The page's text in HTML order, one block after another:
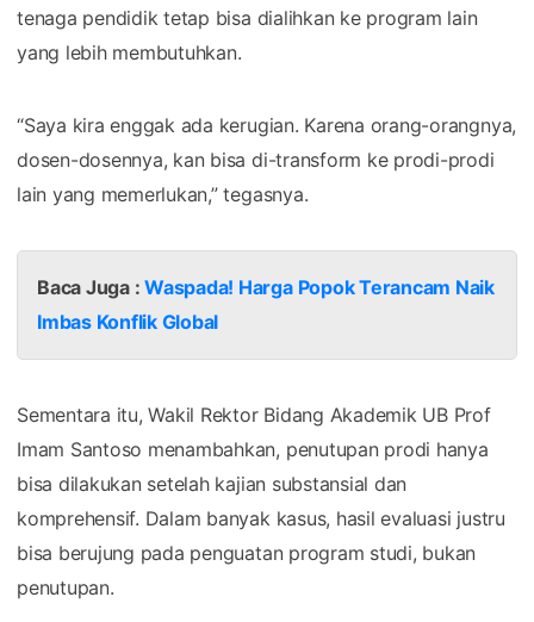
tenaga pendidik tetap bisa dialihkan ke program lain
yang lebih membutuhkan.
“Saya kira enggak ada kerugian. Karena orang-orangnya,
dosen-dosennya, kan bisa di-transform ke prodi-prodi
lain yang memerlukan,” tegasnya.
Baca Juga :Waspada! Harga Popok Terancam Naik
Imbas Konflik Global
Sementara itu, Wakil Rektor Bidang Akademik UB Prof
Imam Santoso menambahkan, penutupan prodi hanya
bisa dilakukan setelah kajian substansial dan
komprehensif. Dalam banyak kasus, hasil evaluasi justru
bisa berujung pada penguatan program studi, bukan
penutupan.